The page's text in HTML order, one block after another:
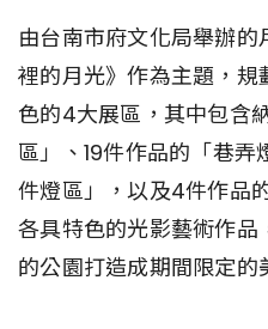
由台南市府文化局舉辦
裡的月光》作為主題，
色的4大展區，其中包含
區」、19件作品的「巷
件燈區」，以及4件作品
各具特色的光影藝術作品
的公園打造成期間限定的